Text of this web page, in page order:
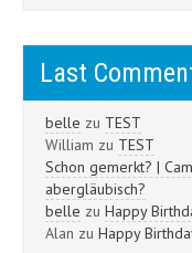
Last
belle zu TEST
William zu TEST
Schon gemerkt? |
abergläubisch?
belle zu Happy
Alan zu Happy